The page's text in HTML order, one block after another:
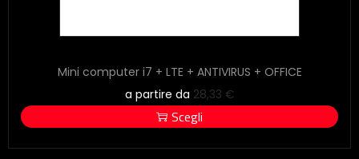
Mini computer i7 + LTE + ANTIVIRUS + OFFICE
a partire da 28,33 €
Scegli